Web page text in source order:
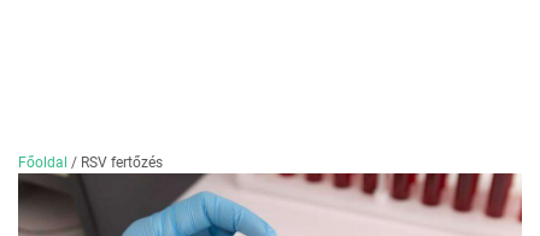
Főoldal / RSV fertőzés